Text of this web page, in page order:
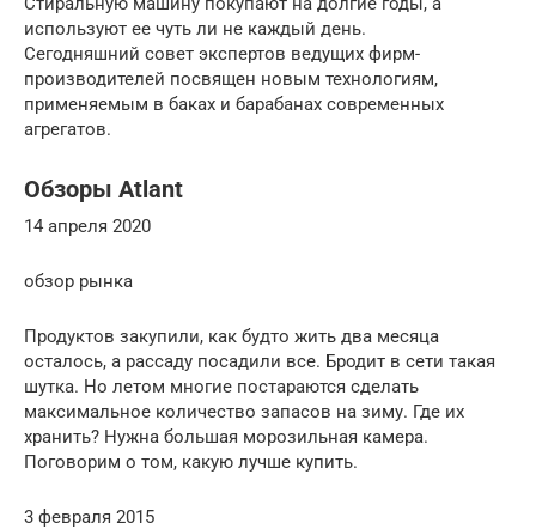
используют ее чуть ли не каждый день.
Сегодняшний совет экспертов ведущих фирм-
производителей посвящен новым технологиям,
применяемым в баках и барабанах современных
агрегатов.
Обзоры Atlant
14 апреля 2020
обзор рынка
Продуктов закупили, как будто жить два месяца
осталось, а рассаду посадили все. Бродит в сети такая
шутка. Но летом многие постараются сделать
максимальное количество запасов на зиму. Где их
хранить? Нужна большая морозильная камера.
Поговорим о том, какую лучше купить.
3 февраля 2015